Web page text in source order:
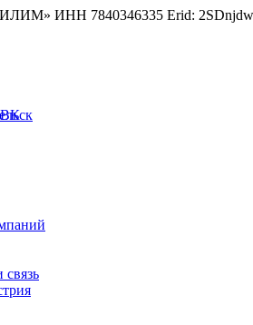
ИНН 7840346335 Erid:
связь